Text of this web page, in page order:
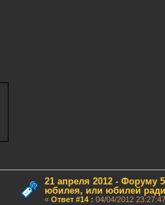
21 апреля 2012 - Форуму
юбилея, или юбилей
« Ответ #14: 04/04/2012